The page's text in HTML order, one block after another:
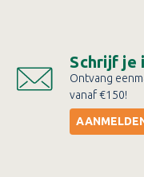
Schrijf je
Ontvang
vanaf €150!